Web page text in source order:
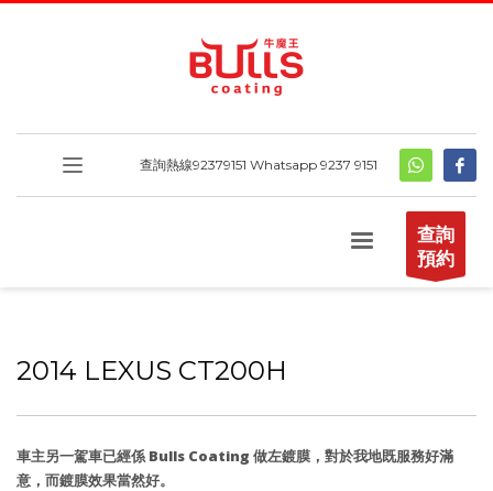
查詢熱線92379151 Whatsapp 9237 9151
查詢
預約
2014 LEXUS CT200H
車主另一駕車已經係 Bulls Coating 做左鍍膜，對於我地既服務好滿
意，而鍍膜效果當然好。